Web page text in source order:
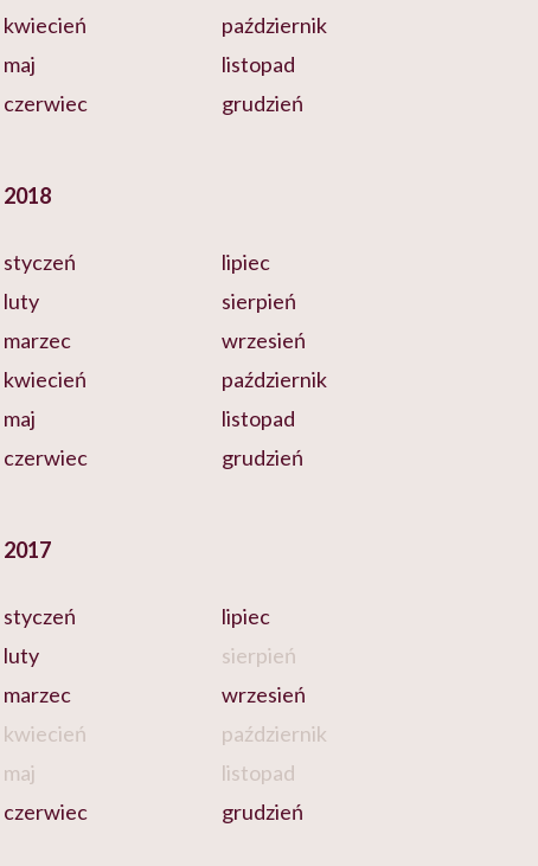
kwiecień
maj
czerwiec
październik
listopad
grudzień
2018
styczeń
luty
marzec
kwiecień
maj
czerwiec
lipiec
sierpień
wrzesień
październik
listopad
grudzień
2017
styczeń
luty
marzec
kwiecień
maj
czerwiec
lipiec
sierpień
wrzesień
październik
listopad
grudzień